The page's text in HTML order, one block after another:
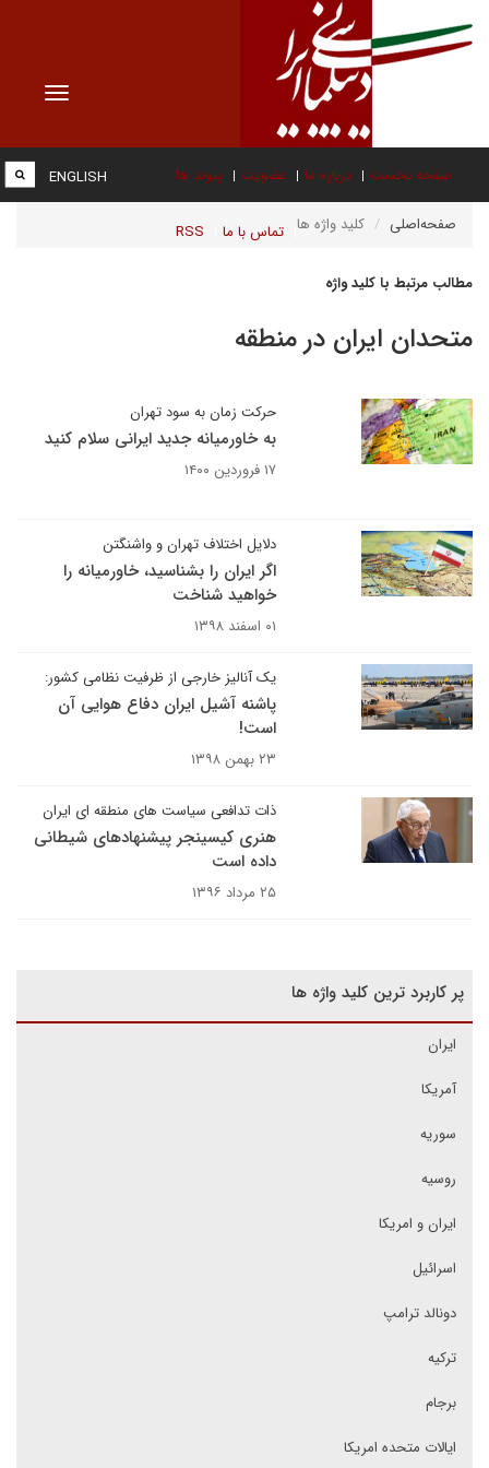
Toggle
صفحه نخست درباره ما عضویت پیوند ها
تماس با ما RSS
ENGLISH
صفحه‌اصلی کلید واژه ها
مطالب مرتبط با کلید واژه
متحدان ایران در منطقه
حرکت زمان به سود تهران
به خاورمیانه جدید ایرانی سلام کنید
۱۷ فروردین ۱۴۰۰
دلایل اختلاف تهران و واشنگتن
اگر ایران را بشناسید، خاورمیانه را
خواهید شناخت
۰۱ اسفند ۱۳۹۸
یک آنالیز خارجی از ظرفیت نظامی کشور:
پاشنه آشیل ایران دفاع هوایی آن
است!
۲۳ بهمن ۱۳۹۸
ذات تدافعی سیاست های منطقه ای ایران
هنری کیسینجر پیشنهادهای شیطانی
داده است
۲۵ مرداد ۱۳۹۶
پر کاربرد ترین کلید واژه ها
ایران
آمریکا
سوریه
روسیه
ایران و امریکا
اسرائیل
دونالد ترامپ
ترکیه
برجام
ایالات متحده امریکا